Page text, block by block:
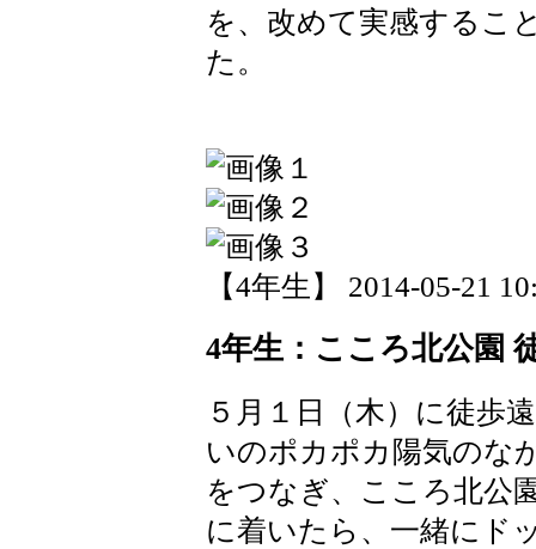
を、改めて実感するこ
た。
【4年生】 2014-05-21
4年生：こころ北公園
５月１日（木）に徒歩
いのポカポカ陽気のな
をつなぎ、こころ北公
に着いたら、一緒にド